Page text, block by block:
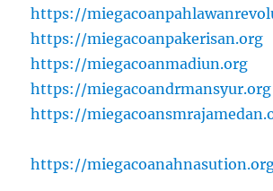
https://
https://miegacoanpakerisan.org
https://miegacoanmadiun.org
https://miegacoandrmansyur.org
https://
https://